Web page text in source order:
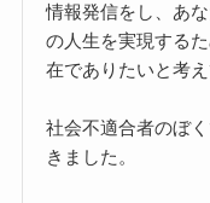
情報発信をし、あ
の人生を実現する
在でありたいと考え
社会不適合者のぼ
きました。